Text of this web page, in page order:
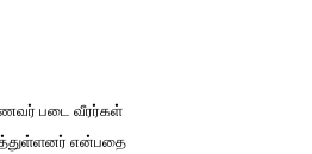
படை வீரர்கள்
என்பதை